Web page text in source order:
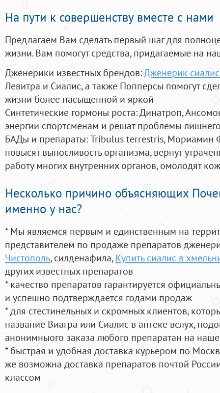
На пути к совершенству вместе с нами
Предлагаем Вам сделать первый шаг для
жизни. Вам помогут средства, придагаемые на
Дженерики известных брендов:Дженерик
Левитра и Сиалис, а также Попперсы помогут
жизни более насыщенной и яркой
Синтетические гормоны роста: Динатроп,
энергии спортсменам и решат проблемы
БАДы и препараты:Tribulus terrestris, Мориамин
повысят выносливость организма, вернут
работу многих внутренних органов, омолодят
Несколько причино объясняющих
именно у нас?
* Мы являемся первым и единственным на
представителем по продаже препаратов
Чистополь, силденафила, Купить сиалис в
других известных препаратов
* качество препаратов гарантируется
и успешно подтверждается годами продаж
* для стестинельных и скромных клиентов,
название Виагра или Сиалис в аптеке вслух,
анонимныого заказа любого препаратан на
* быстрая и удобная доставка курьером по
же возможна доставка препаратов почтой
классом